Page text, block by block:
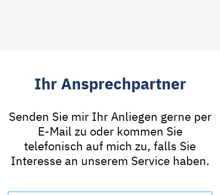
Ihr Ansprechpartner
Senden Sie mir Ihr Anliegen gerne per
E-Mail zu oder kommen Sie
telefonisch auf mich zu, falls Sie
Interesse an unserem Service haben.